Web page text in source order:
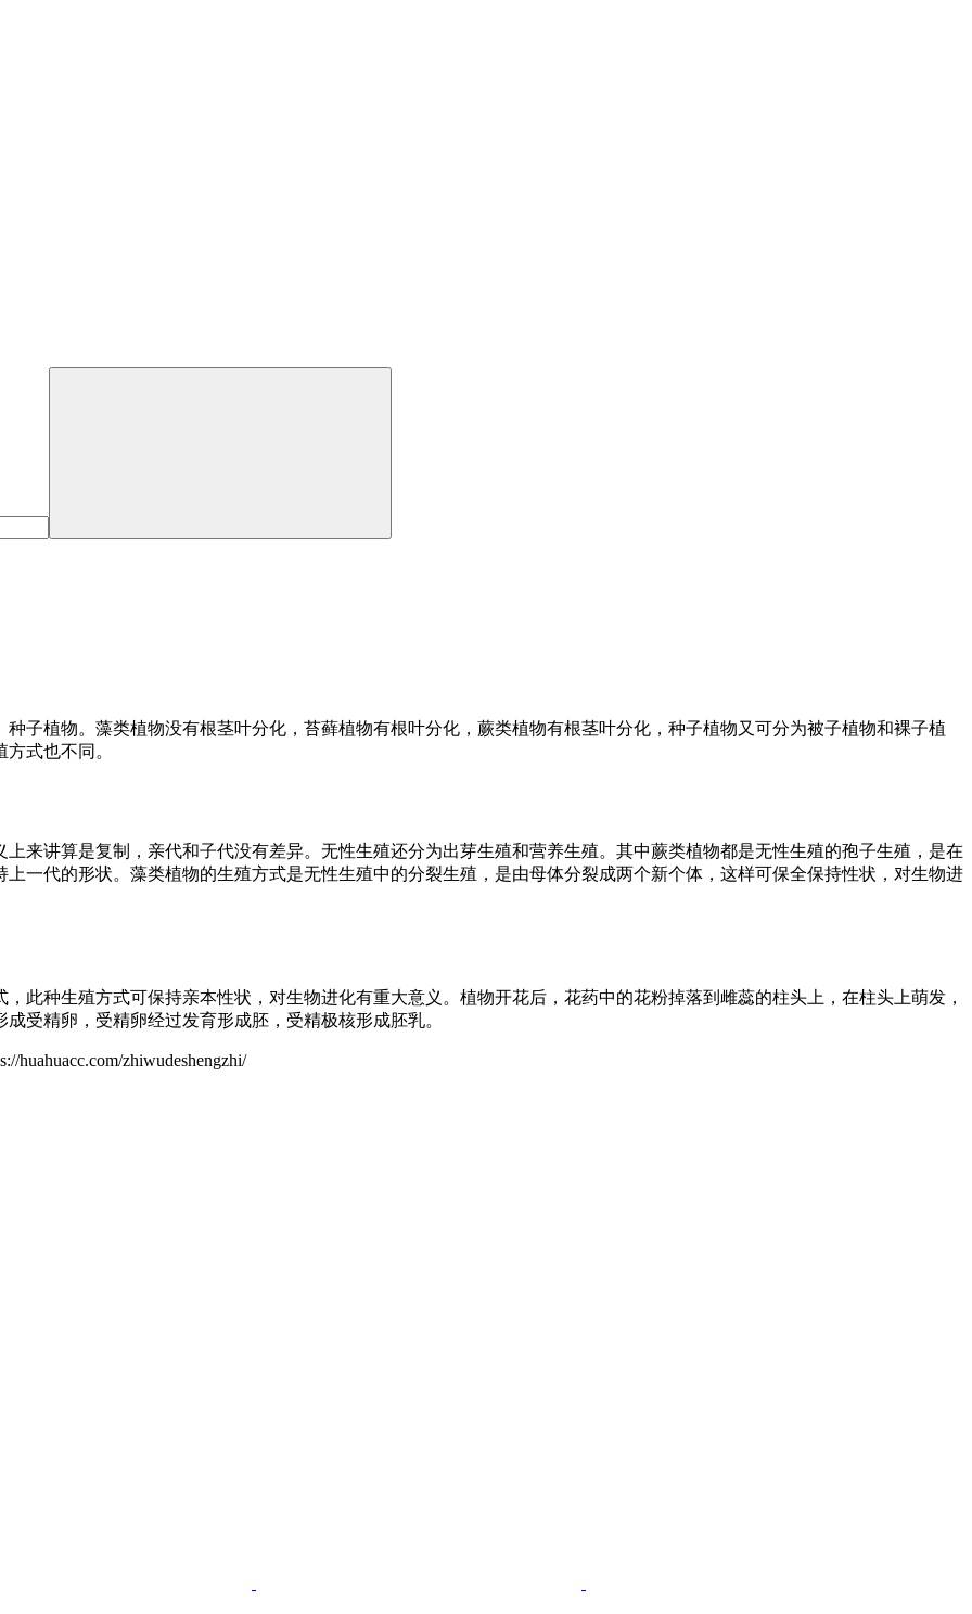
子植物。藻类植物没有根茎叶分化，苔藓植物有根叶分化，蕨类植物有根茎叶分化，种子植物又可分为被子植物和裸子植
式也不同。
来讲算是复制，亲代和子代没有差异。无性生殖还分为出芽生殖和营养生殖。其中蕨类植物都是无性生殖的孢子生殖，是在
一代的形状。藻类植物的生殖方式是无性生殖中的分裂生殖，是由母体分裂成两个新个体，这样可保全保持性状，对生物进
此种生殖方式可保持亲本性状，对生物进化有重大意义。植物开花后，花药中的花粉掉落到雌蕊的柱头上，在柱头上萌发，
受精卵，受精卵经过发育形成胚，受精极核形成胚乳。
zhiwudeshengzhi/